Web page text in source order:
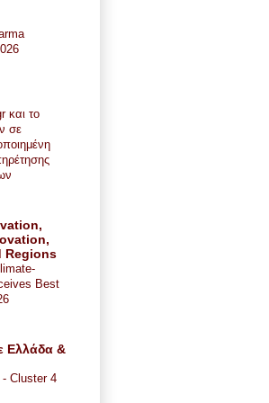
και το
σε
Regions
Best
Ελλάδα &
- Cluster 4